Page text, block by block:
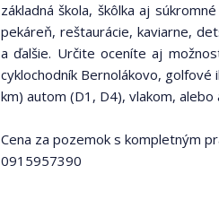
základná škola, škôlka aj
pekáreň, reštaurácie, kaviarne,
a ďalšie. Určite oceníte aj
cyklochodník Bernolákovo,
km) autom (D1, D4), vlakom, alebo
Cena za pozemok s kompletným
0915957390